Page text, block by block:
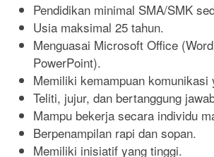
Pendidikan minimal SMA/SMK
Usia maksimal 25 tahun.
Menguasai Microsoft Office
PowerPoint).
Memiliki kemampuan komunikasi
Teliti, jujur, dan bertanggung
Mampu bekerja secara individu
Berpenampilan rapi dan sopan.
Memiliki inisiatif yang tinggi.